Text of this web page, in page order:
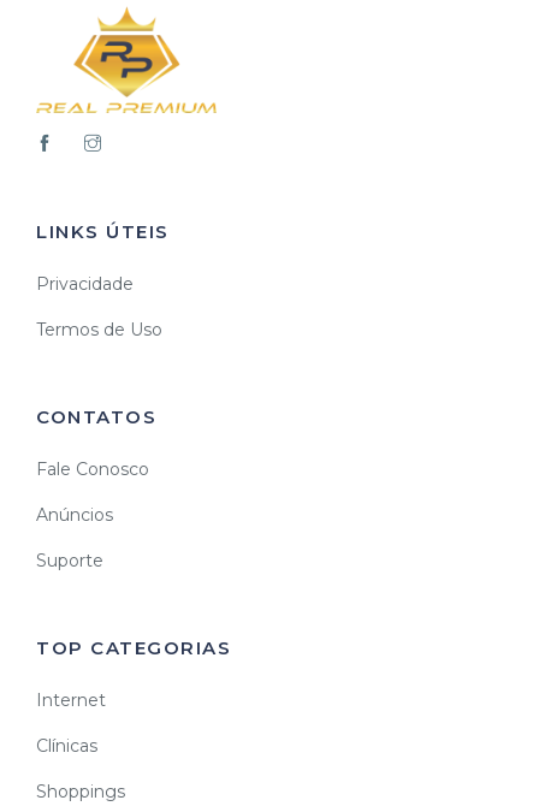
LINKS ÚTEIS
Privacidade
Termos de Uso
CONTATOS
Fale Conosco
Anúncios
Suporte
TOP CATEGORIAS
Internet
Clínicas
Shoppings